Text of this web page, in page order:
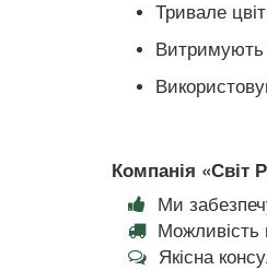
Тривале
Витримують
Компанія «Світ
Ми
Якісна